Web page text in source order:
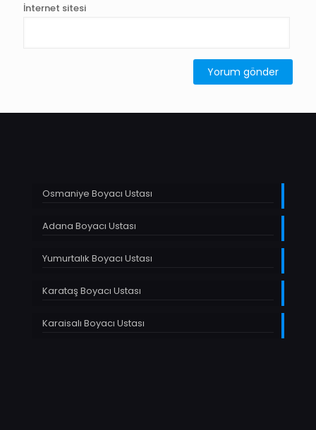
İnternet sitesi
Osmaniye Boyacı Ustası
Adana Boyacı Ustası
Yumurtalık Boyacı Ustası
Karataş Boyacı Ustası
Karaisalı Boyacı Ustası